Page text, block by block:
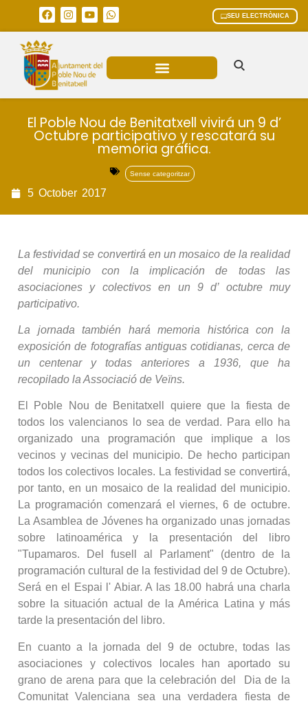
SEU ELECTRÒNICA
El Poble Nou de Benitatxell vivirá un 9 d’
Octubre participativo y rescatará su
memoria gráfica.
Sense categoritzar
5 October 2017
La festividad se convertirá en un mosaico de la realidad
del municipio con la implicación de todas las
asociaciones y colectivos en un 9 d’ octubre muy
participativo.
La jornada también hará memoria histórica con la
exposición de fotografías antiguas cotidianas, cerca de
un centenar y todas anteriores a 1936, que ha
recopilado la Associació de Veïns.
El Poble Nou de Benitatxell quiere que la fiesta de
todos los valencianos lo sea de verdad. Para ello ha
organizado una programación que implique a los
vecinos y vecinas del municipio. De hecho participan
todos los colectivos locales. La festividad se convertirá,
por tanto, en un mosaico de la realidad del municipio.
La programación comenzará el viernes, 6 de octubre.
La Asamblea de Jóvenes ha organizado unas jornadas
sobre latinoamérica y la presentación del libro
"Tupamaros. Del fusell al Parlament" (dentro de la
programación cultural de la festividad del 9 de Octubre).
Será en el Espai l' Abiar. A las 18.00 habrá una charla
sobre la situación actual de la América Latina y más
tarde la presentación del libro.
En cuanto a la jornada del 9 de octubre, todas las
asociaciones y colectivos locales han aportado su
grano de arena para que la celebración del Dia de la
Comunitat Valenciana sea una verdadera fiesta de